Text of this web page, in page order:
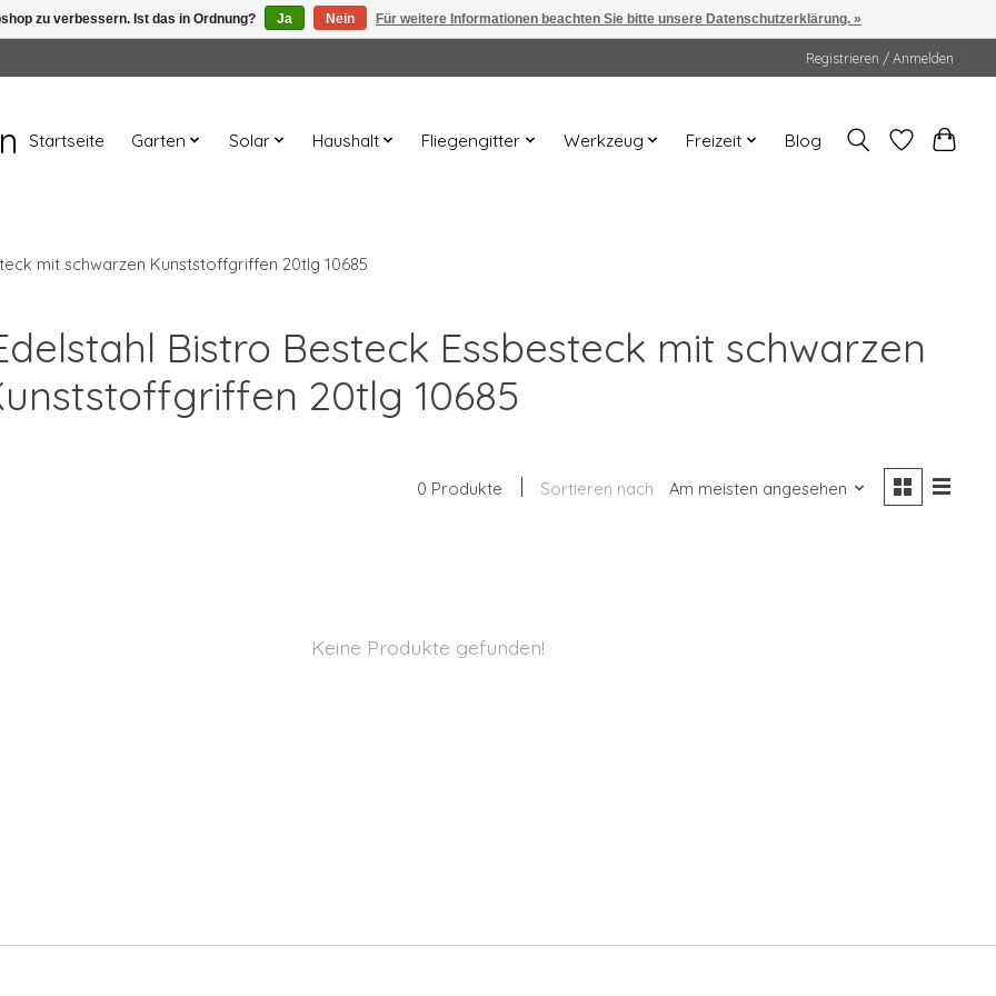
Registrieren / Anmelden
Startseite Garten Solar Haushalt Fliegengitter Werkzeug Freizeit Blog
mit schwarzen Kunststoffgriffen 20tlg 10685
Bistro Besteck Essbesteck mit schwarzen
20tlg 10685
0 Produkte Sortieren nach Am meisten angesehen
Keine Produkte gefunden!
zu verbessern. Ist das in Ordnung? Ja Nein Für weitere Informationen beachten Sie bitte unsere Datenschutzerklärung. »